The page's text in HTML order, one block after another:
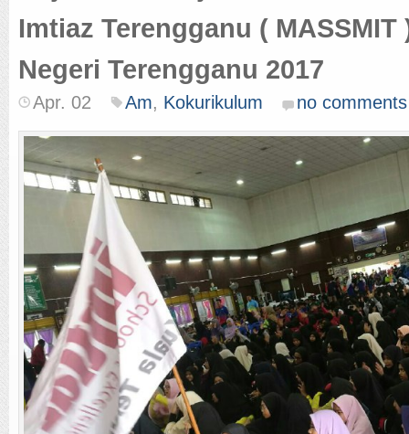
Imtiaz Terengganu ( MASSMIT
Negeri Terengganu 2017
Apr. 02 Am, Kokurikulum no comments